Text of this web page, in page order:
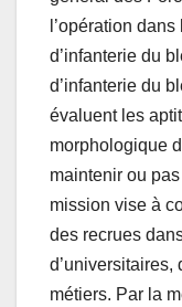
l’opération
d’infanterie du
d’infanterie du
évaluent les
morphologique
maintenir ou
mission vise à
des recrues
d’universitaires,
métiers. Par la